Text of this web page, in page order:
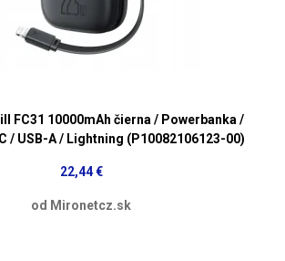
FC31 10000mAh čierna / Powerbanka /
/ USB-A / Lightning (P10082106123-00)
22,44 €
od Mironetcz.sk